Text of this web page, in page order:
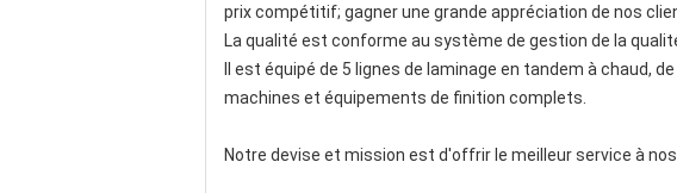
prix compétitif; gagner une grande appréciation de nos
La qualité est conforme au système de gestion de la
Il est équipé de 5 lignes de laminage en tandem à chaud,
machines et équipements de finition complets.
Notre devise et mission est d'offrir le meilleur service à